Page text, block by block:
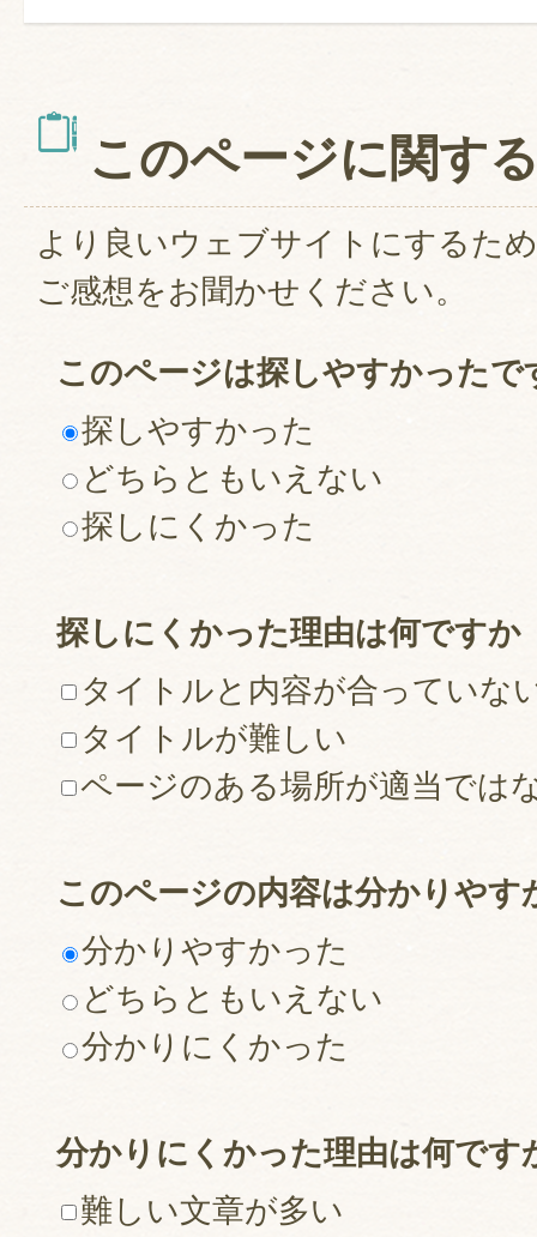
このページに関す
より良いウェブサイトにするた
ご感想をお聞かせください。
このページは探しやすかったで
探しやすかった
どちらともいえない
探しにくかった
探しにくかった理由は何ですか
タイトルと内容が合っていな
タイトルが難しい
ページのある場所が適当では
このページの内容は分かりやす
分かりやすかった
どちらともいえない
分かりにくかった
分かりにくかった理由は何です
難しい文章が多い